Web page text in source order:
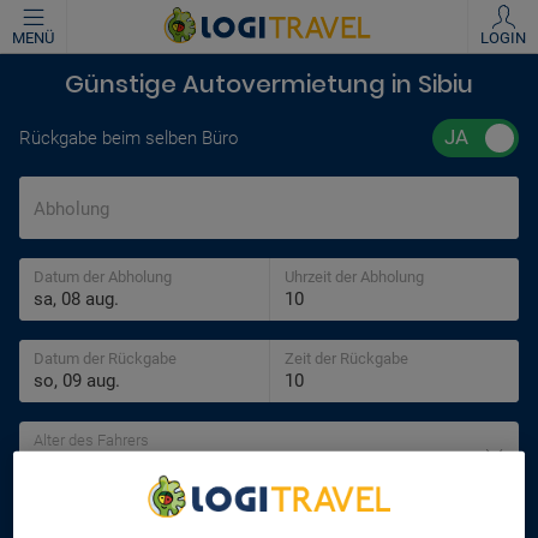
MENÜ LOGIN
Günstige Autovermietung in Sibiu
Rückgabe beim selben Büro
Abholung
Datum der Abholung Uhrzeit der Abholung
Datum der Rückgabe Zeit der Rückgabe
Alter des Fahrers